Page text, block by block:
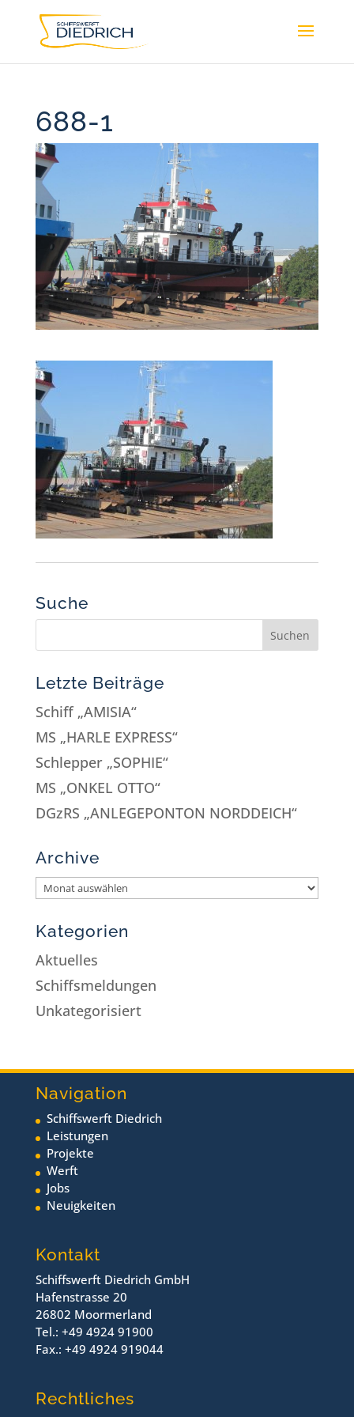
688-1
Suche
Letzte Beiträge
Schiff „AMISIA“
MS „HARLE EXPRESS“
Schlepper „SOPHIE“
MS „ONKEL OTTO“
DGzRS „ANLEGEPONTON NORDDEICH“
Archive
Kategorien
Aktuelles
Schiffsmeldungen
Unkategorisiert
Navigation
Schiffswerft Diedrich
Leistungen
Projekte
Werft
Jobs
Neuigkeiten
Kontakt
Schiffswerft Diedrich GmbH
Hafenstrasse 20
26802 Moormerland
Tel.: +49 4924 91900
Fax.: +49 4924 919044
Rechtliches